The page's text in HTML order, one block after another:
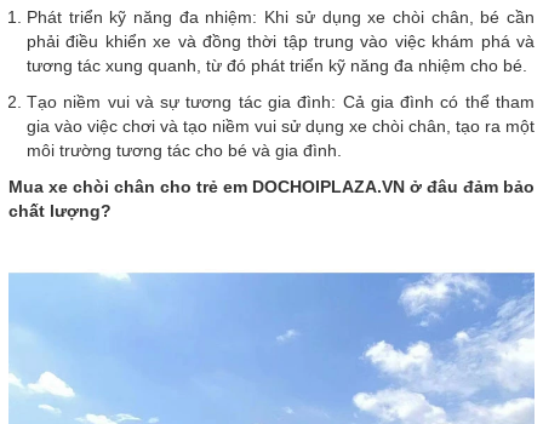
Phát triển kỹ năng đa nhiệm: Khi sử dụng xe chòi chân, bé cần
phải điều khiển xe và đồng thời tập trung vào việc khám phá và
tương tác xung quanh, từ đó phát triển kỹ năng đa nhiệm cho bé.
Tạo niềm vui và sự tương tác gia đình: Cả gia đình có thể tham
gia vào việc chơi và tạo niềm vui sử dụng xe chòi chân, tạo ra một
môi trường tương tác cho bé và gia đình.
Mua xe chòi chân cho trẻ em DOCHOIPLAZA.VN ở đâu đảm bảo
chất lượng?